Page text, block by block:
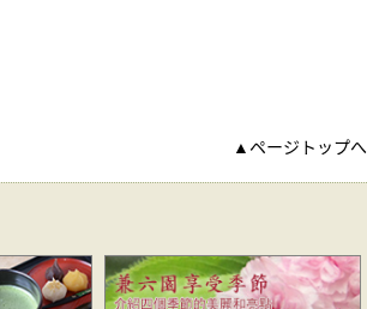
▲ページトップへ